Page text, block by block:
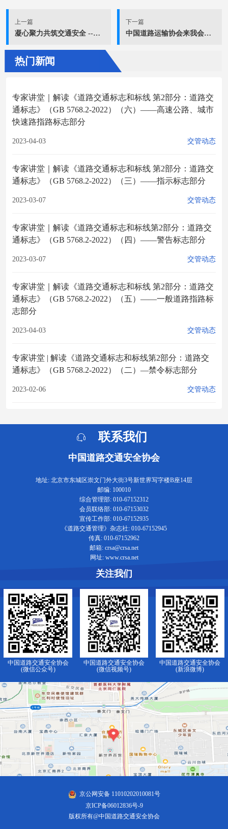
上一篇
凝心聚力共筑交通安全 --第十四届交博会将于4月10日在厦门启幕
下一篇
中国道路运输协会来我会座谈交流
热门新闻
专家讲堂｜解读《道路交通标志和标线 第2部分：道路交
通标志》（GB 5768.2-2022）（六）——高速公路、城市
快速路指路标志部分
2023-04-03 交管动态
专家讲堂｜解读《道路交通标志和标线 第2部分：道路交
通标志》（GB 5768.2-2022）（三）——指示标志部分
2023-03-07 交管动态
专家讲堂｜解读《道路交通标志和标线第2部分：道路交
通标志》（GB 5768.2-2022）（四）——警告标志部分
2023-03-07 交管动态
专家讲堂｜解读《道路交通标志和标线 第2部分：道路交
通标志》（GB 5768.2-2022）（五）——一般道路指路标
志部分
2023-04-03 交管动态
专家讲堂 | 解读《道路交通标志和标线第2部分：道路交
通标志》（GB 5768.2-2022）（二）—禁令标志部分
2023-02-06 交管动态
联系我们
中国道路交通安全协会
地址: 北京市东城区崇文门外大街3号新世界写字楼B座14层
邮编: 100010
综合管理部: 010-67152312
会员联络部: 010-67153032
宣传工作部: 010-67152935
《道路交通管理》杂志社: 010-67152945
传真: 010-67152962
邮箱: crsa@crsa.net
网址: www.crsa.net
关注我们
中国道路交通安全协会
(微信公众号)
中国道路交通安全协会
(微信视频号)
中国道路交通安全协会
(新浪微博)
京公网安备 11010202010081号
京ICP备06012836号-9
版权所有@中国道路交通安全协会